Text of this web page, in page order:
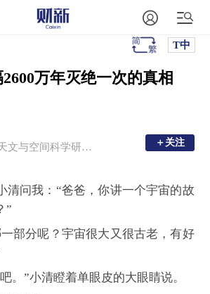
T中
万年灭绝一次的真相
中山大学天文与空间科学研究院院长 ＋关注
＋关注
清问我：“爸爸，你讲一个宇宙的故
”
部分呢？宇宙很大又很古老，有好
。”小清瞪着单眼皮的大眼睛说。